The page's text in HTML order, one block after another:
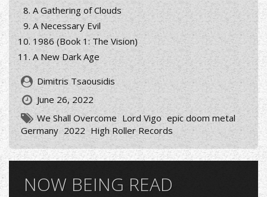
A Gathering of Clouds
A Necessary Evil
1986 (Book 1: The Vision)
A New Dark Age
Dimitris Tsaousidis
June 26, 2022
We Shall Overcome Lord Vigo epic doom metal
Germany 2022 High Roller Records
NOW BEING READ